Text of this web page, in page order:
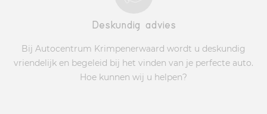
Deskundig advies
Bij Autocentrum Krimpenerwaard wordt u deskundig
vriendelijk en begeleid bij het vinden van je perfecte auto.
Hoe kunnen wij u helpen?